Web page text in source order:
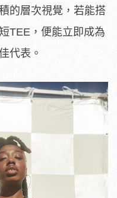
的層次視覺， 若能搭
TEE， 便能立即成為
代表。